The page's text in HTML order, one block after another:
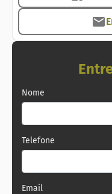
#imobiliariazonasulrj
Nome
Telefone
Email